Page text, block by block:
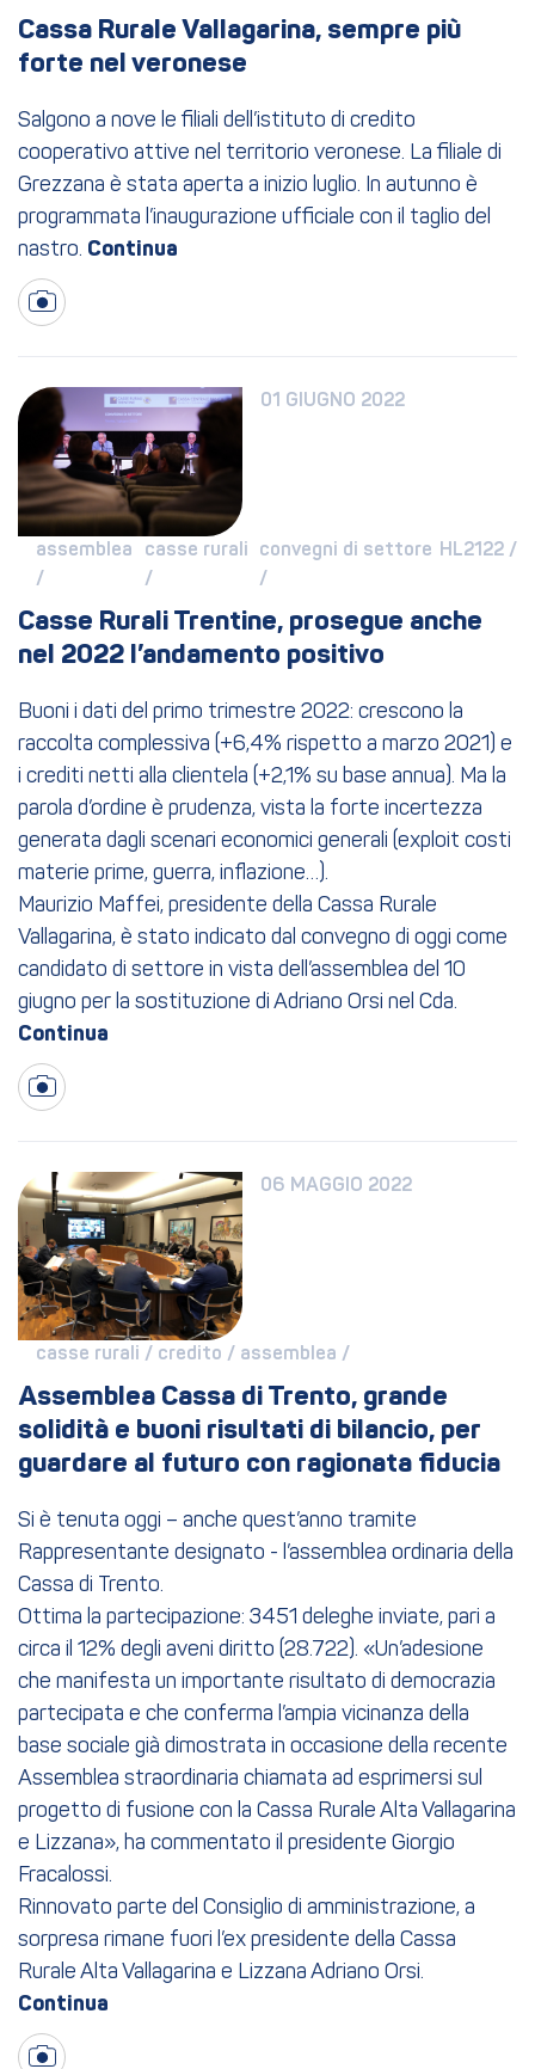
Cassa Rurale Vallagarina, sempre più
forte nel veronese
Salgono a nove le filiali dell’istituto di credito
cooperativo attive nel territorio veronese. La filiale di
Grezzana è stata aperta a inizio luglio. In autunno è
programmata l’inaugurazione ufficiale con il taglio del
nastro.
01 GIUGNO 2022
assemblea
/
casse rurali
/
convegni di settore
/
Casse Rurali Trentine, prosegue anche
nel 2022 l’andamento positivo
Buoni i dati del primo trimestre 2022: crescono la
raccolta complessiva (+6,4% rispetto a marzo 2021) e
i crediti netti alla clientela (+2,1% su base annua). Ma la
parola d’ordine è prudenza, vista la forte incertezza
generata dagli scenari economici generali (exploit costi
materie prime, guerra, inflazione…).
Maurizio Maffei, presidente della Cassa Rurale
Vallagarina, è stato indicato dal convegno di oggi come
candidato di settore in vista dell’assemblea del 10
giugno per la sostituzione di Adriano Orsi nel Cda.
06 MAGGIO 2022
casse rurali / credito / assemblea /
Assemblea Cassa di Trento, grande
solidità e buoni risultati di bilancio, per
guardare al futuro con ragionata fiducia
Si è tenuta oggi – anche quest’anno tramite
Rappresentante designato - l’assemblea ordinaria della
Cassa di Trento.
Ottima la partecipazione: 3451 deleghe inviate, pari a
circa il 12% degli aveni diritto (28.722). «Un’adesione
che manifesta un importante risultato di democrazia
partecipata e che conferma l’ampia vicinanza della
base sociale già dimostrata in occasione della recente
Assemblea straordinaria chiamata ad esprimersi sul
progetto di fusione con la Cassa Rurale Alta Vallagarina
e Lizzana», ha commentato il presidente Giorgio
Fracalossi.
Rinnovato parte del Consiglio di amministrazione, a
sorpresa rimane fuori l’ex presidente della Cassa
Rurale Alta Vallagarina e Lizzana Adriano Orsi.